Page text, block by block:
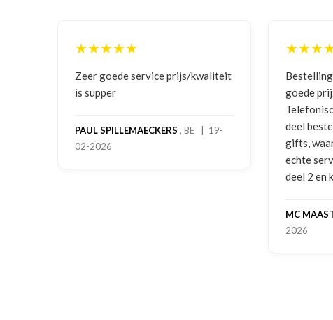
★★★★★
Zeer goede service prijs/kwaliteit
is supper
PAUL SPILLEMAECKERS , BE | 19-
02-2026
goede
deel
gifts,
echte
deel 2 en
MC
2026